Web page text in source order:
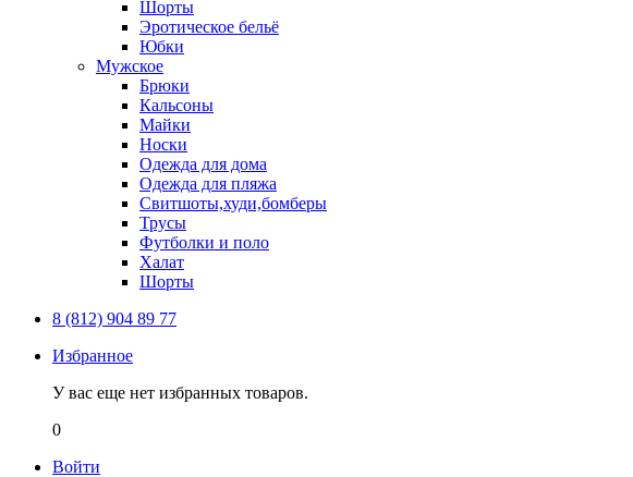
Шорты
Эротическое бельё
Юбки
Мужское
Брюки
Кальсоны
Майки
Носки
Одежда для дома
Одежда для пляжа
Свитшоты,худи,бомберы
Трусы
Футболки и поло
Халат
Шорты
8 (812) 904 89 77
Избранное
У вас еще нет избранных товаров.
0
Войти